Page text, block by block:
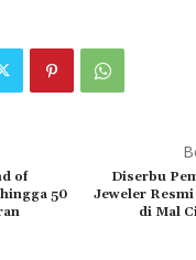
of
50
Diserbu
Jeweler
di Mal